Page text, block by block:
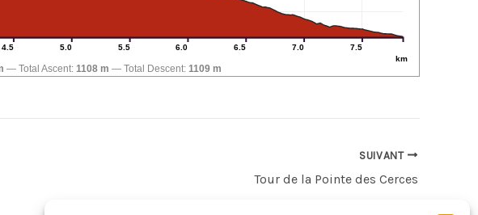
4.5 5.0 5.5 6.0 6.5 7.0 7.5
km
Total Ascent: 1108 m Total Descent: 1109 m
SUIVANT
Tour de la Pointe des Cerces